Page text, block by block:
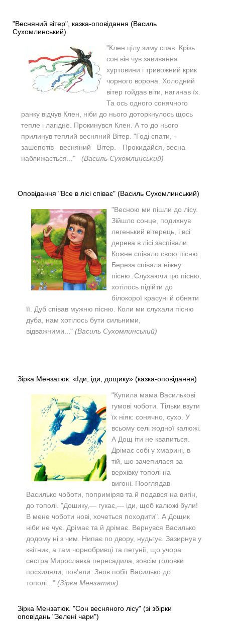
"Весняний вітер", казка-оповідання (Василь
Сухомлинський)
"Клен цілу зиму спав. Крізь
сон він чув завивання
хуртовини і тривожний крик
чорного ворона. Холодний
вітер гойдав віти, нагинав їх.
Та ось одного сонячного
ранку відчув Клен, ніби до нього доторкнулось щось
тепле і лагідне. Прокинувся Клен. А то до нього
прилинув теплий весняний Вітер. "Годі спати, -
зашепотів весняний Вітер. - Прокидайся, весна
наближається..." (Василь Сухомлинський)
Оповідання "Все в лісі співає" (Василь Сухомлинський)
"Весною ми пішли до лісу.
Зійшло сонце, подихнув
легенький вітерець, і всі
дерева в лісі заспівали.
Кожне співало свою пісню.
Береза співала ніжну
пісню. Слухаючи цю пісню,
хотілось підійти до
білокорої красуні й обняти
її. Дуб співав мужню пісню. Коли ми слухали пісню
дуба, нам хотілось бути сильними,
відважними..." (Василь Сухомлинський)
Зірка Мензатюк. «Іди, іди, дощику» (казка-оповідання)
"Купила мама Василькові
гумові чоботи. Тільки взути
їх ніяк: сонячно, сухо. У
всьому селі жодної калюжі.
А Дощ іти не квапиться.
Дрімає собі у хмарині, в
тій, шо зачепилася за
верхівку тополі на
вигоні. Пооглядав
Василько чоботи, поприміряв та й подався на вигін,
до тополі. "Дошику,— гукає,— іди, щоб калюжі були!
В мене чоботи нові, хочеться походити". А Дощик
ніби не чує. Дрімає та й дрімає. Вернувся Василько
додому ні з чим. Нипає по двору, нудьгує. Зазирнув у
квітник, а там чорнобривці та петунії, що учора
сестра Мирославка пересадила, зовсім головки
посхиляли, пов'яли. Знов побіг Василько до
тополі..." (Зірка Мензатюк)
Зірка Мензатюк. "Сон весняного лісу" (зі збірки
оповідань "Зелені чари")